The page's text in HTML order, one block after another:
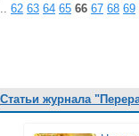
62 63 64 65 66 67 68 69
Статьи журнала